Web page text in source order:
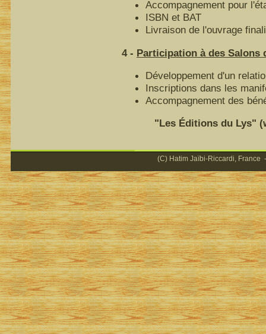
Accompagnement pour
ISBN et BAT
Livraison de l'ouvrage
4 - Participation à des Salons
Développement d'un
Inscriptions dans les
Accompagnement des
"Les Éditions du Lys"
(C) Hatim Jaïbi-Riccardi, France